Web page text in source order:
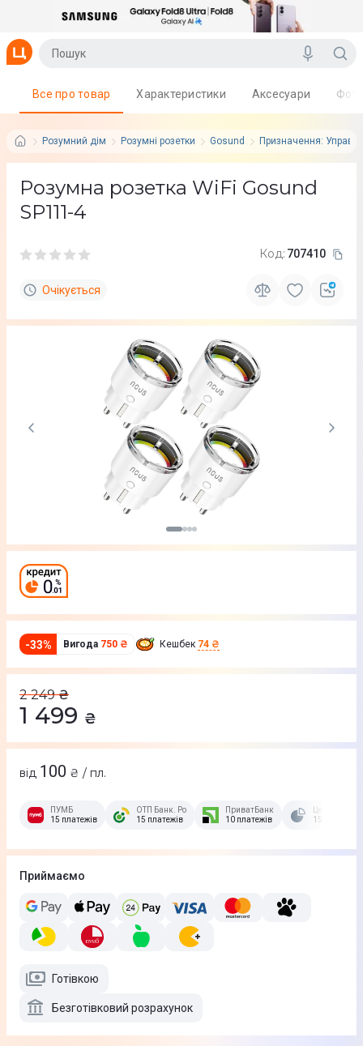
Розумний дім Розумні розетки Gosund Призначення:
Все про товар Характеристики Аксесуари
Розумна розетка WiFi Gosund
SP111-4
Код: 707410
Очікується
-33% Вигода 750 ₴ Кешбек 74 ₴
2 249 ₴
1 499 ₴
від 100 ₴ / пл.
ПУМБ
15 платежів
ОТП Банк. Розстрочка Скибочка.
15 платежів
ПриватБанк
10 платежів
15 платежів
Приймаємо
Готівкою
Безготівковий розрахунок